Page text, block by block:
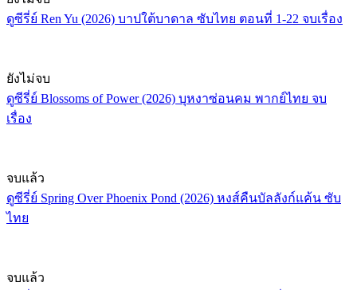
ดูซีรี่ย์ Ren Yu (2026) บาปใต้บาดาล ซับไทย ตอนที่ 1-22 จบเรื่อง
ยังไม่จบ
ดูซีรี่ย์ Blossoms of Power (2026) บุหงาซ่อนคม พากย์ไทย จบ
เรื่อง
จบแล้ว
ดูซีรี่ย์ Spring Over Phoenix Pond (2026) หงส์คืนบัลลังก์แค้น ซับ
ไทย
จบแล้ว